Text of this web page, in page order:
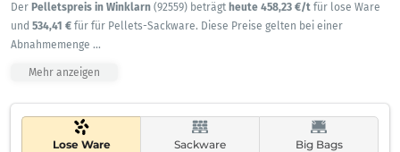
Der Pelletspreis in Winklarn (92559) beträgt heute 458,23 €/t für lose Ware
und 534,41 € für für Pellets-Sackware. Diese Preise gelten bei einer
Abnahmemenge ...
Mehr anzeigen
Lose Ware Sackware Big Bags